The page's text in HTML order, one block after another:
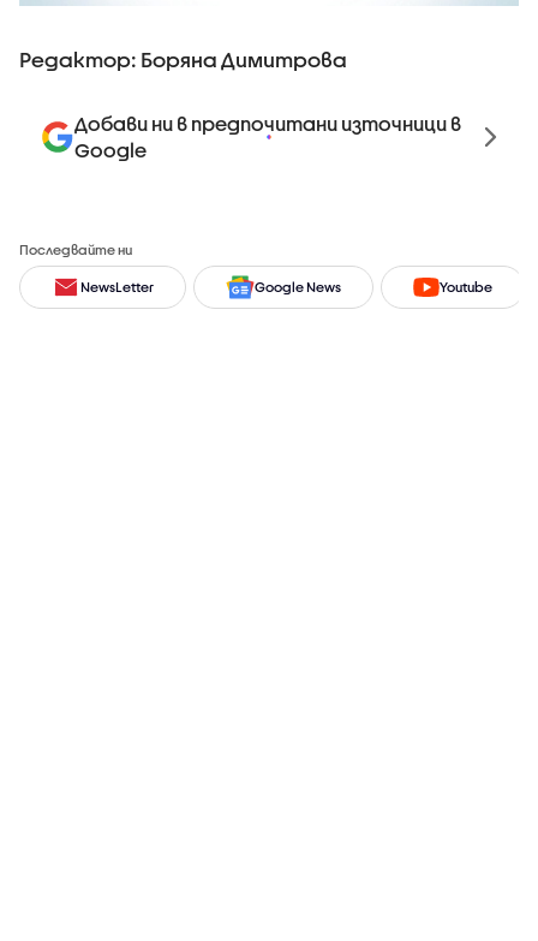
Редактор: Боряна Димитрова
Добави ни в предпочитани източници в
Google
Последвайте ни
NewsLetter Google News Youtube